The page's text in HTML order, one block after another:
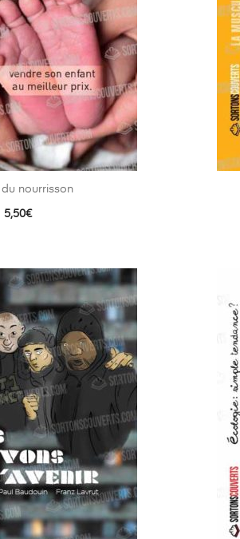
du nourrisson
5,50€